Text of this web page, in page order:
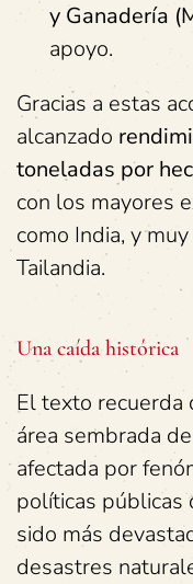
y Ganadería
apoyo.
Gracias a estas
alcanzado
toneladas por
con los mayores
como India, y
Tailandia.
Una caída histórica
El texto
área sembrada
afectada por
políticas públicas
sido más
desastres